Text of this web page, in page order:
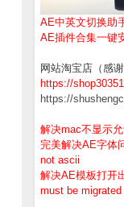
AE中英文切换助
AE插件合集一键
网站淘宝店（感
https://
https://
解决mac不显示
完美解决AE字体
not ascii
解决AE模板打开
must be